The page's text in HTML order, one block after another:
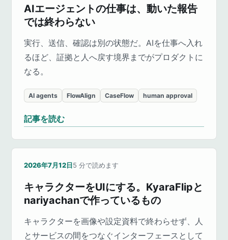
AIエージェントの仕事は、動いた報告
では終わらない
実行、送信、確認は別の状態だ。AIを仕事へ入れ
るほど、証拠と人へ戻す境界までがプロダクトに
なる。
AI agents FlowAlign CaseFlow human approval
記事を読む
2026年7月12日5 分で読めます
キャラクターをUIにする。KyaraFlipと
nariyachanで作っているもの
キャラクターを画像や設定資料で終わらせず、人
とサービスの間をつなぐインターフェースとして